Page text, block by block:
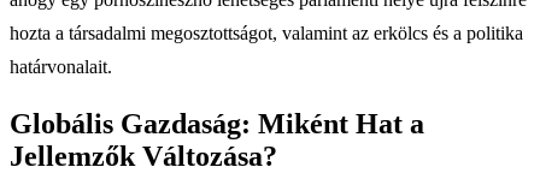
hozta a társadalmi megosztottságot, valamint az erkölcs és a politika
határvonalait.
Globális Gazdaság: Miként Hat a
Jellemzők Változása?